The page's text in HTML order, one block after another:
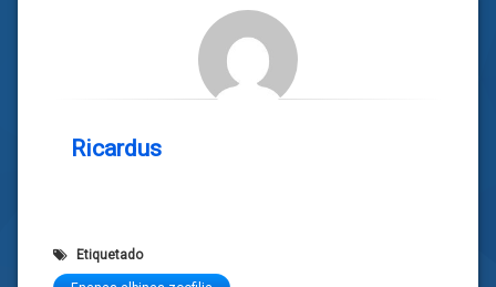
Ricardus
Etiquetado